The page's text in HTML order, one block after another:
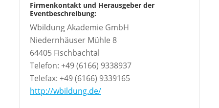
Firmenkontakt und Herausgeber der
Eventbeschreibung:
Wbildung Akademie GmbH
Niedernhäuser Mühle 8
64405 Fischbachtal
Telefon: +49 (6166) 9338937
Telefax: +49 (6166) 9339165
http://wbildung.de/